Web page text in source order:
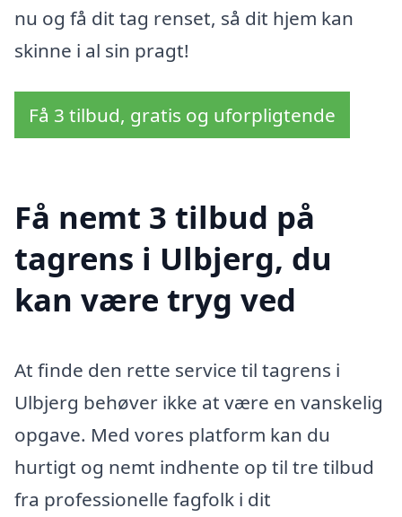
nu og få dit tag renset, så dit hjem kan
skinne i al sin pragt!
Få 3 tilbud, gratis og uforpligtende
Få nemt 3 tilbud på
tagrens i Ulbjerg, du
kan være tryg ved
At finde den rette service til tagrens i
Ulbjerg behøver ikke at være en vanskelig
opgave. Med vores platform kan du
hurtigt og nemt indhente op til tre tilbud
fra professionelle fagfolk i dit